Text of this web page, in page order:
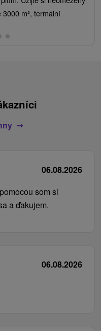
m², termální
06.08.2026
som si
a ďakujem.
06.08.2026